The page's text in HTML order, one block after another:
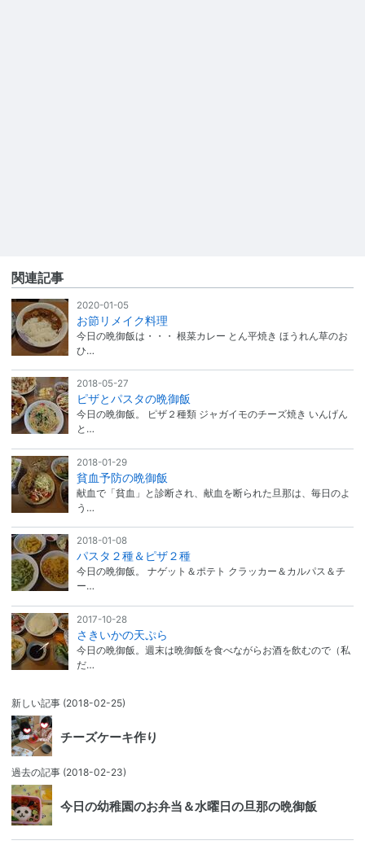
関連記事
2020-01-05
お節リメイク料理
今日の晩御飯は・・・ 根菜カレー とん平焼き ほうれん草のお
ひ…
2018-05-27
ピザとパスタの晩御飯
今日の晩御飯。 ピザ２種類 ジャガイモのチーズ焼き いんげん
と…
2018-01-29
貧血予防の晩御飯
献血で「貧血」と診断され、献血を断られた旦那は、毎日のよ
う…
2018-01-08
パスタ２種＆ピザ２種
今日の晩御飯。 ナゲット＆ポテト クラッカー＆カルパス＆チ
ー…
2017-10-28
さきいかの天ぷら
今日の晩御飯。週末は晩御飯を食べながらお酒を飲むので（私
だ…
新しい記事 (2018-02-25)
チーズケーキ作り
過去の記事 (2018-02-23)
今日の幼稚園のお弁当＆水曜日の旦那の晩御飯